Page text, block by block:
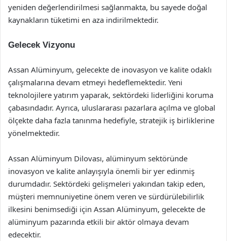
yeniden değerlendirilmesi sağlanmakta, bu sayede doğal
kaynakların tüketimi en aza indirilmektedir.
Gelecek Vizyonu
Assan Alüminyum, gelecekte de inovasyon ve kalite odaklı
çalışmalarına devam etmeyi hedeflemektedir. Yeni
teknolojilere yatırım yaparak, sektördeki liderliğini koruma
çabasındadır. Ayrıca, uluslararası pazarlara açılma ve global
ölçekte daha fazla tanınma hedefiyle, stratejik iş birliklerine
yönelmektedir.
Assan Alüminyum Dilovası, alüminyum sektöründe
inovasyon ve kalite anlayışıyla önemli bir yer edinmiş
durumdadır. Sektördeki gelişmeleri yakından takip eden,
müşteri memnuniyetine önem veren ve sürdürülebilirlik
ilkesini benimsediği için Assan Alüminyum, gelecekte de
alüminyum pazarında etkili bir aktör olmaya devam
edecektir.